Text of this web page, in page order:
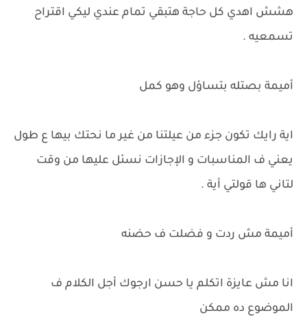
هشش اهدي كل حاجة هتبقي تمام عندي ليكي اقتراح
تسمعيه .
أميمة بصتله بتساؤل وهو كمل
اية رايك تكون جزء من عيلتنا من غير ما نحتك بيها ع طول
يعني ف المناسبات و الإجازات نسئل عليها من وقت
لتاني ها قولتي أية .
أميمة مش ردت و فضلت ف حضنه
انا مش عايزة اتكلم يا حسن ارجوك أجل الكلام ف
الموضوع ده ممكن